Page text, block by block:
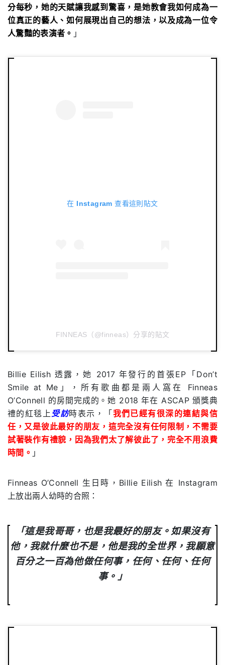
分每秒，她的天賦讓我感到驚喜，是她教會我如何成為一
位真正的藝人、如何展現出自己的想法，以及成為一位令
人驚豔的表演者。 」
在 Instagram 查看這則貼文
FINNEAS（@finneas）分享的貼文
Billie Eilish 透露，她 2017 年發行的首張EP「Don’t
Smile at Me」，所有歌曲都是兩人窩在 Finneas
O’Connell 的房間完成的。她 2018 年在 ASCAP 頒獎典
禮的紅毯上 受訪時表示，「我們已經有很深的連結與信
任，又是彼此最好的朋友，這完全沒有任何限制，不需要
試著裝作有禮貌，因為我們太了解彼此了，完全不用浪費
時間。 」
Finneas O’Connell 生日時，Billie Eilish 在 Instagram
上放出兩人幼時的合照：
「這是我哥哥，也是我最好的朋友。如果沒有
他，我就什麼也不是，他是我的全世界，我願意
百分之一百為他做任何事，任何、任何、任何
事。」